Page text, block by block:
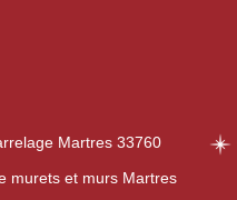
Martres 33760
murets et murs Martres